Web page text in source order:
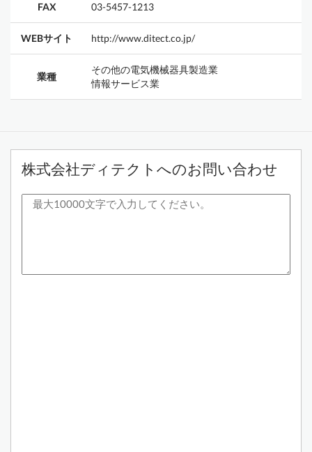
FAX 03-5457-1213
WEBサイト http://www.ditect.co.jp/
業種
その他の電気機械器具製造業
情報サービス業
株式会社ディテクトへのお問い合わせ